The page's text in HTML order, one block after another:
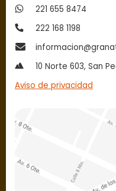
221 655 8474
222 168 1198
10 Norte 603, San
Aviso de privacidad